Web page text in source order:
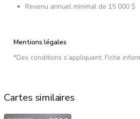
Revenu annuel minimal de 15 000 $
Mentions légales
*Des conditions s’appliquent. Fiche
Cartes similaires